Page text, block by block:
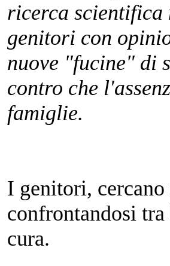
ricerca scientifica
genitori con
nuove "fucine" di
contro che
famiglie.
I genitori,
confrontandosi
cura.